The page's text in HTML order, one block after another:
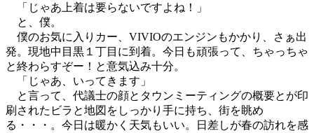
「じゃあ上着は要らないですよね！」
と、僕。
僕のお気に入りカー、VIVIOのエンジンもかかり、さぁ出
発。現地中目黒１丁目に到着。今日も頑張って、ちゃっちゃ
と終わらすぞー！と意気込み十分。
「じゃあ、いってきます」
と言って、代議士の顔とタウンミーティングの概要とが印
刷されたビラと地図をしっかり手に持ち、街を眺め
る・・・。今日は暖かく天気もいい。日差しが春の訪れを感